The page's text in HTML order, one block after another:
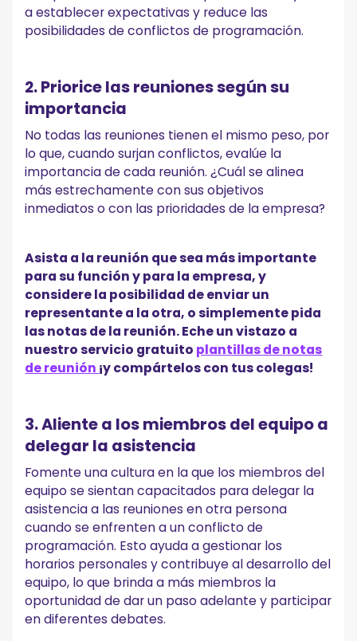
a establecer expectativas y reduce las
posibilidades de conflictos de programación.
2. Priorice las reuniones según su
importancia
No todas las reuniones tienen el mismo peso, por
lo que, cuando surjan conflictos, evalúe la
importancia de cada reunión. ¿Cuál se alinea
más estrechamente con sus objetivos
inmediatos o con las prioridades de la empresa?
Asista a la reunión que sea más importante
para su función y para la empresa, y
considere la posibilidad de enviar un
representante a la otra, o simplemente pida
las notas de la reunión. Eche un vistazo a
nuestro servicio gratuito plantillas de notas
de reunión ¡y compártelos con tus colegas!
3. Aliente a los miembros del equipo a
delegar la asistencia
Fomente una cultura en la que los miembros del
equipo se sientan capacitados para delegar la
asistencia a las reuniones en otra persona
cuando se enfrenten a un conflicto de
programación. Esto ayuda a gestionar los
horarios personales y contribuye al desarrollo del
equipo, lo que brinda a más miembros la
oportunidad de dar un paso adelante y participar
en diferentes debates.